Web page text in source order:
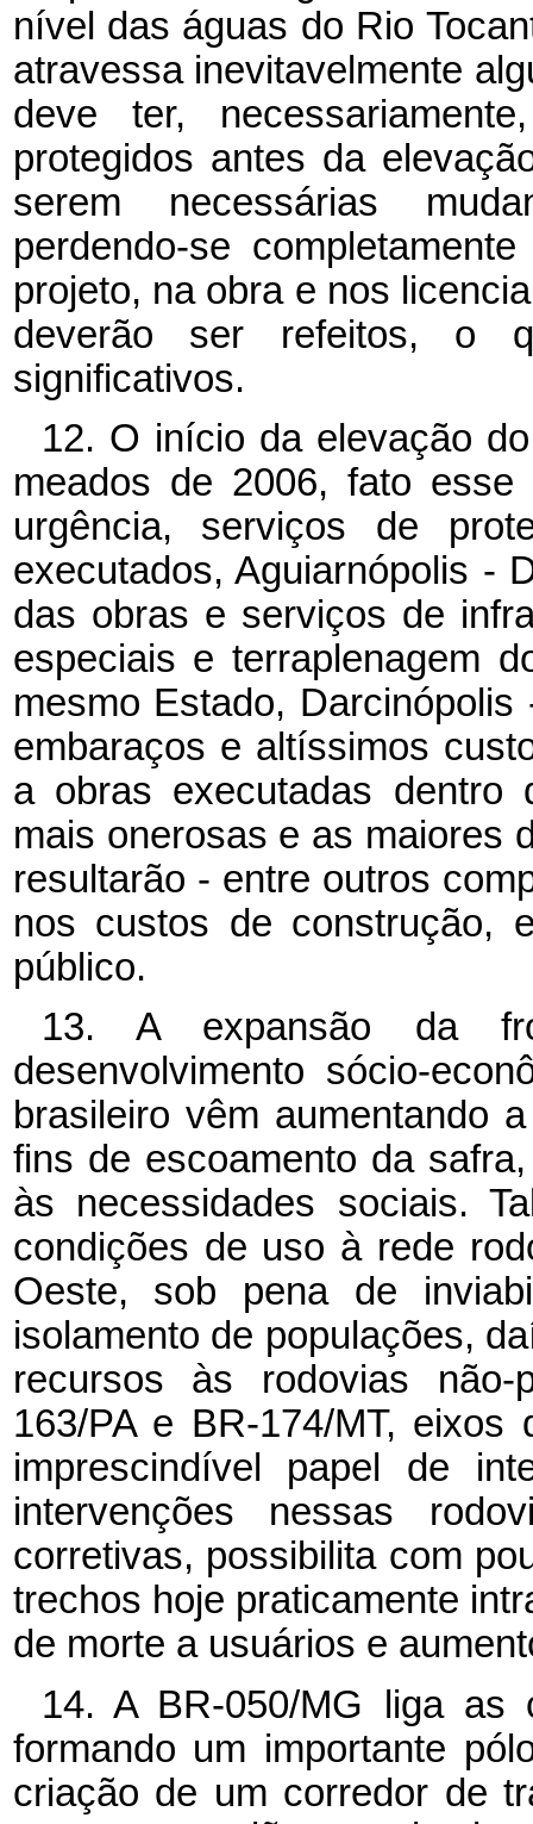
nível das águas do Rio
atravessa inevitavelmente
deve ter,
protegidos antes da
serem necessárias
perdendo-se
projeto, na obra e nos
deverão ser refeitos, o
significativos.
12. O início da elevação
meados de 2006, fato
urgência, serviços de
executados, Aguiarnópolis -
das obras e serviços de
especiais e terraplenagem
mesmo Estado,
embaraços e altíssimos
a obras executadas dentro
mais onerosas e as maiores
resultarão - entre outros
nos custos de construção,
público.
13. A expansão da
desenvolvimento sócio-
brasileiro vêm aumentando
fins de escoamento da
às necessidades sociais.
condições de uso à rede
Oeste, sob pena de
isolamento de populações,
recursos às rodovias não-
163/PA e BR-174/MT,
imprescindível papel de
intervenções nessas
corretivas, possibilita com
trechos hoje praticamente
de morte a usuários e
14. A BR-050/MG liga as
formando um importante
criação de um corredor de